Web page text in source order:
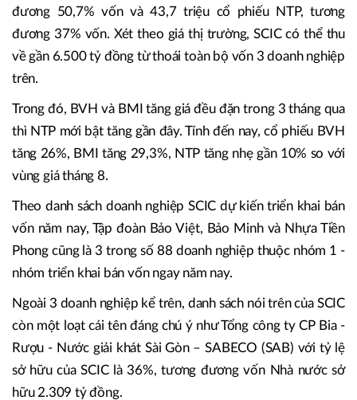
đương 50,7% vốn và 43,7 triệu cổ phiếu NTP, tương
đương 37% vốn. Xét theo giá thị trường, SCIC có thể thu
về gần 6.500 tỷ đồng từ thoái toàn bộ vốn 3 doanh nghiệp
trên.
Trong đó, BVH và BMI tăng giá đều đặn trong 3 tháng qua
thì NTP mới bật tăng gần đây. Tính đến nay, cổ phiếu BVH
tăng 26%, BMI tăng 29,3%, NTP tăng nhẹ gần 10% so với
vùng giá tháng 8.
Theo danh sách doanh nghiệp SCIC dự kiến triển khai bán
vốn năm nay, Tập đoàn Bảo Việt, Bảo Minh và Nhựa Tiền
Phong cũng là 3 trong số 88 doanh nghiệp thuộc nhóm 1 -
nhóm triển khai bán vốn ngay năm nay.
Ngoài 3 doanh nghiệp kể trên, danh sách nói trên của SCIC
còn một loạt cái tên đáng chú ý như Tổng công ty CP Bia -
Rượu - Nước giải khát Sài Gòn – SABECO (SAB) với tỷ lệ
sở hữu của SCIC là 36%, tương đương vốn Nhà nước sở
hữu 2.309 tỷ đồng.